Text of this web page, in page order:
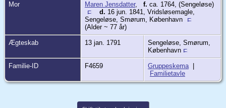
Mor Maren Jensdatter, f. ca. 1764, (Sengeløse)
d. 16 jun. 1841, Vridsløsemagle,
Sengeløse, Smørum, København
(Alder ~ 77 år)
Ægteskab 13 jan. 1791
Sengeløse, Smørum,
København
Familie-ID F4659 Gruppeskema|
Familietavle